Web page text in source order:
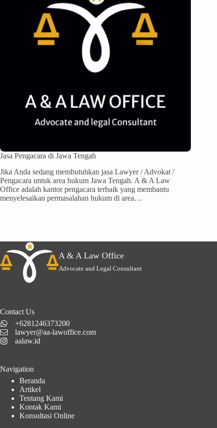
Jasa Pengacara di Jawa Tengah
Jika Anda sedang membutuhkan jasa Lawyer / Advokat /
Pengacara untuk area hukum Jawa Tengah. A & A Law
Office adalah kantor pengacara terbaik yang membantu
menyelesaikan permasalahan hukum di area…
A & A Law Office
Advocate and Legal Consultant
Contact Us
+6281246373200
lawyer@aa-lawoffice.com
aalaw.id
Navigation
Beranda
Artikel
Tentang Kami
Kontak Kami
Konsultasi Online